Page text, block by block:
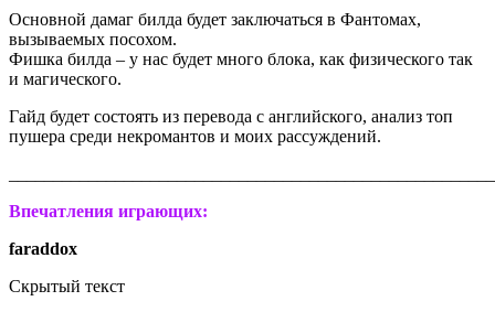
Основной дамаг билда будет заключаться в Фантомах,
вызываемых посохом.
Фишка билда – у нас будет много блока, как физического так
и магического.
Гайд будет состоять из перевода с английского, анализ топ
пушера среди некромантов и моих рассуждений.
Впечатления играющих:
faraddox
Скрытый текст